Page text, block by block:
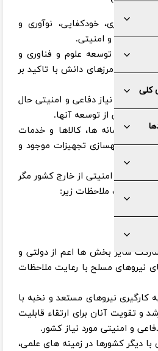
کلی
خودباوری، خودکفایی، نوآوری و
دفاعی و امنیتی.
تولید و توسعه علوم و فناوری و
حرکت در مرزهای دانش با تاکید بر
برتر مورد نیاز دفاعی و امنیتی حال
و پشتیبانی از توسعه آنها.
در سامانه ها، کالاها و خدمات
توام با بهسازی تجهیزات موجود و
دفاعی و امنیتی از خارج کشور مگر
با رعایت ملاحظات زیر:
سایر بخش ها اعم از دولتی و
نیروهای مسلح با رعایت ملاحظات
کارگیری نیروهای مستعد و نخبه با
و تقویت آنان برای ارتقاء قابلیت
و امنیتی مورد نیاز کشور.
با دیگر کشورها در زمینه های علمی،